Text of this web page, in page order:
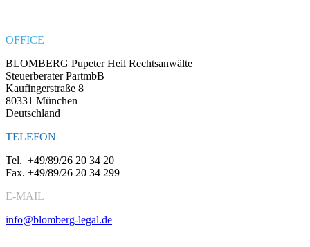
OFFICE
BLOMBERG Pupeter Heil Rechtsanwälte
Steuerberater PartmbB
Kaufingerstraße 8
80331 München
Deutschland
TELEFON
Tel. +49/89/26 20 34 20
Fax. +49/89/26 20 34 299
E-MAIL
info@blomberg-legal.de